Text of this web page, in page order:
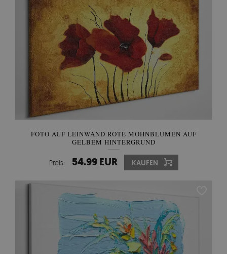
FOTO AUF LEINWAND ROTE MOHNBLUMEN AUF
GELBEM HINTERGRUND
Preis: 54.99 EUR KAUFEN